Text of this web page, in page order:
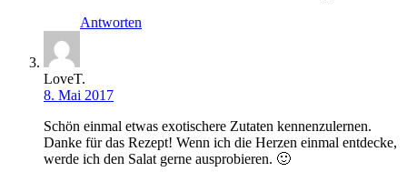
Antworten
LoveT.
8. Mai 2017
Schön einmal etwas exotischere Zutaten kennenzulernen.
Danke für das Rezept! Wenn ich die Herzen einmal entdecke,
werde ich den Salat gerne ausprobieren. 🙂